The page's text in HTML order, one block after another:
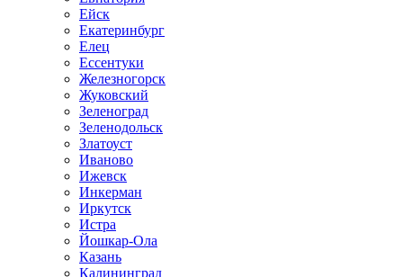
Ейск
Екатеринбург
Елец
Ессентуки
Железногорск
Жуковский
Зеленоград
Зеленодольск
Златоуст
Иваново
Ижевск
Инкерман
Иркутск
Истра
Йошкар-Ола
Казань
Калининград